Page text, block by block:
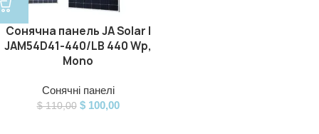
Сонячна панель JA Solar |
JAM54D41-440/LB 440 Wp,
Mono
Сонячні панелі
$110,00 $100,00